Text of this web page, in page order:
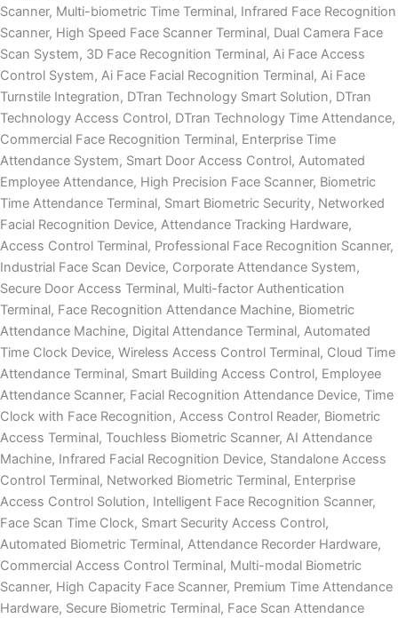
Scanner, Multi-biometric Time Terminal, Infrared Face Recognition
Scanner, High Speed Face Scanner Terminal, Dual Camera Face
Scan System, 3D Face Recognition Terminal, Ai Face Access
Control System, Ai Face Facial Recognition Terminal, Ai Face
Turnstile Integration, DTran Technology Smart Solution, DTran
Technology Access Control, DTran Technology Time Attendance,
Commercial Face Recognition Terminal, Enterprise Time
Attendance System, Smart Door Access Control, Automated
Employee Attendance, High Precision Face Scanner, Biometric
Time Attendance Terminal, Smart Biometric Security, Networked
Facial Recognition Device, Attendance Tracking Hardware,
Access Control Terminal, Professional Face Recognition Scanner,
Industrial Face Scan Device, Corporate Attendance System,
Secure Door Access Terminal, Multi-factor Authentication
Terminal, Face Recognition Attendance Machine, Biometric
Attendance Machine, Digital Attendance Terminal, Automated
Time Clock Device, Wireless Access Control Terminal, Cloud Time
Attendance Terminal, Smart Building Access Control, Employee
Attendance Scanner, Facial Recognition Attendance Device, Time
Clock with Face Recognition, Access Control Reader, Biometric
Access Terminal, Touchless Biometric Scanner, AI Attendance
Machine, Infrared Facial Recognition Device, Standalone Access
Control Terminal, Networked Biometric Terminal, Enterprise
Access Control Solution, Intelligent Face Recognition Scanner,
Face Scan Time Clock, Smart Security Access Control,
Automated Biometric Terminal, Attendance Recorder Hardware,
Commercial Access Control Terminal, Multi-modal Biometric
Scanner, High Capacity Face Scanner, Premium Time Attendance
Hardware, Secure Biometric Terminal, Face Scan Attendance